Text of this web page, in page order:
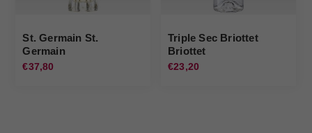
St. Germain St.
Germain
€37,80
Triple Sec Briottet
Briottet
€23,20